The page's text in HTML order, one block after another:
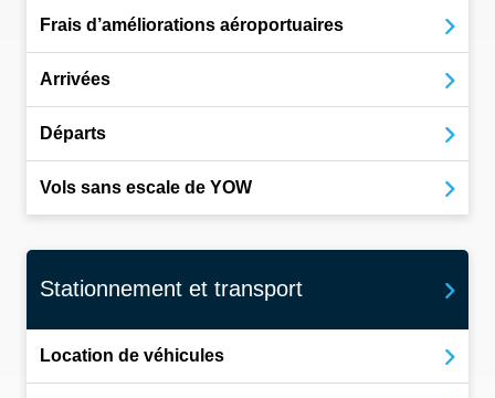
Frais d’améliorations aéroportuaires
Arrivées
Départs
Vols sans escale de YOW
Stationnement et transport
Location de véhicules